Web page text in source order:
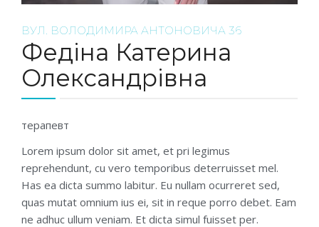
ВУЛ. ВОЛОДИМИРА АНТОНОВИЧА 36
Федіна Катерина
Олександрівна
терапевт
Lorem ipsum dolor sit amet, et pri legimus
reprehendunt, cu vero temporibus deterruisset mel.
Has ea dicta summo labitur. Eu nullam ocurreret sed,
quas mutat omnium ius ei, sit in reque porro debet. Eam
ne adhuc ullum veniam. Et dicta simul fuisset per.